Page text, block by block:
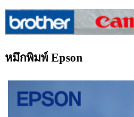
หมึกพิมพ์ Epson